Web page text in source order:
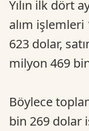
Yılın ilk dört
alım
623 dolar,
milyon 469
Böylece
bin 269 dolar